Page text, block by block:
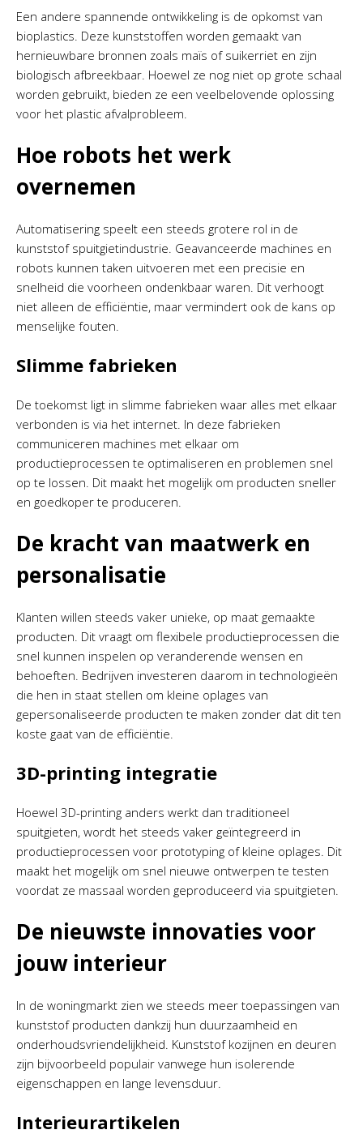
Een andere spannende ontwikkeling is de opkomst van
bioplastics. Deze kunststoffen worden gemaakt van
hernieuwbare bronnen zoals maïs of suikerriet en zijn
biologisch afbreekbaar. Hoewel ze nog niet op grote schaal
worden gebruikt, bieden ze een veelbelovende oplossing
voor het plastic afvalprobleem.
Hoe robots het werk
overnemen
Automatisering speelt een steeds grotere rol in de
kunststof spuitgietindustrie. Geavanceerde machines en
robots kunnen taken uitvoeren met een precisie en
snelheid die voorheen ondenkbaar waren. Dit verhoogt
niet alleen de efficiëntie, maar vermindert ook de kans op
menselijke fouten.
Slimme fabrieken
De toekomst ligt in slimme fabrieken waar alles met elkaar
verbonden is via het internet. In deze fabrieken
communiceren machines met elkaar om
productieprocessen te optimaliseren en problemen snel
op te lossen. Dit maakt het mogelijk om producten sneller
en goedkoper te produceren.
De kracht van maatwerk en
personalisatie
Klanten willen steeds vaker unieke, op maat gemaakte
producten. Dit vraagt om flexibele productieprocessen die
snel kunnen inspelen op veranderende wensen en
behoeften. Bedrijven investeren daarom in technologieën
die hen in staat stellen om kleine oplages van
gepersonaliseerde producten te maken zonder dat dit ten
koste gaat van de efficiëntie.
3D-printing integratie
Hoewel 3D-printing anders werkt dan traditioneel
spuitgieten, wordt het steeds vaker geïntegreerd in
productieprocessen voor prototyping of kleine oplages. Dit
maakt het mogelijk om snel nieuwe ontwerpen te testen
voordat ze massaal worden geproduceerd via spuitgieten.
De nieuwste innovaties voor
jouw interieur
In de woningmarkt zien we steeds meer toepassingen van
kunststof producten dankzij hun duurzaamheid en
onderhoudsvriendelijkheid. Kunststof kozijnen en deuren
zijn bijvoorbeeld populair vanwege hun isolerende
eigenschappen en lange levensduur.
Interieurartikelen